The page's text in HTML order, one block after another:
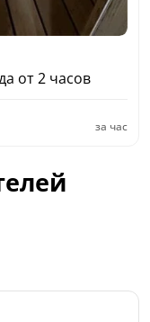
от 2 часов
за час